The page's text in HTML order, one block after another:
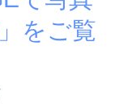
をご覧